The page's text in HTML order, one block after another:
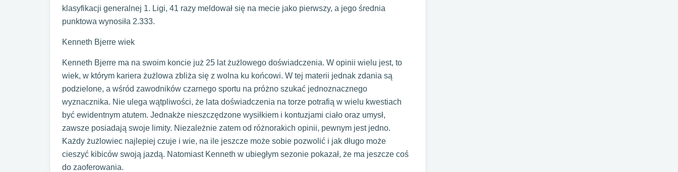
klasyfikacji generalnej 1. Ligi, 41 razy meldował się na mecie jako pierwszy, a jego średnia
punktowa wynosiła 2.333.
Kenneth Bjerre wiek
Kenneth Bjerre ma na swoim koncie już 25 lat żużlowego doświadczenia. W opinii wielu jest, to
wiek, w którym kariera żużlowa zbliża się z wolna ku końcowi. W tej materii jednak zdania są
podzielone, a wśród zawodników czarnego sportu na próżno szukać jednoznacznego
wyznacznika. Nie ulega wątpliwości, że lata doświadczenia na torze potrafią w wielu kwestiach
być ewidentnym atutem. Jednakże nieszczędzone wysiłkiem i kontuzjami ciało oraz umysł,
zawsze posiadają swoje limity. Niezależnie zatem od różnorakich opinii, pewnym jest jedno.
Każdy żużlowiec najlepiej czuje i wie, na ile jeszcze może sobie pozwolić i jak długo może
cieszyć kibiców swoją jazdą. Natomiast Kenneth w ubiegłym sezonie pokazał, że ma jeszcze coś
do zaoferowania.